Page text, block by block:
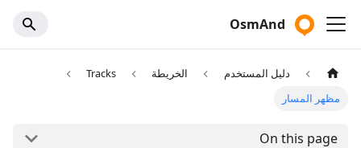
OsmAnd
دليل المستخدم الخريطة
Tracks
مظهر المسار
On this page